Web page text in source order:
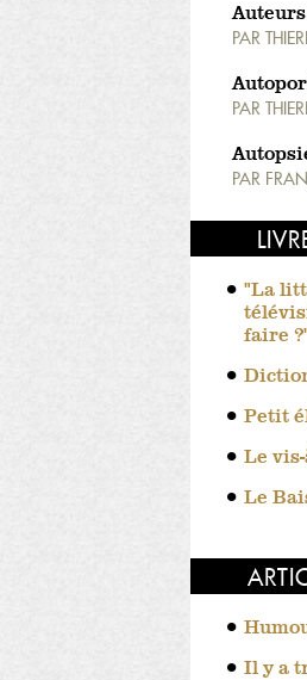
PAR
PAR
PAR
"La
faire
Petit
Le
Le
Il y a